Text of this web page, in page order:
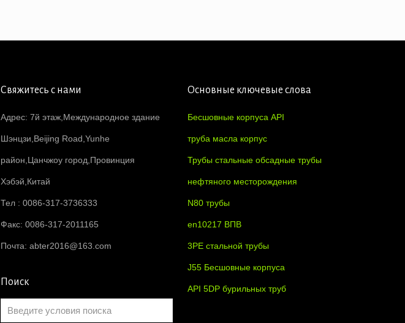
Свяжитесь с нами
Адрес: 7й этаж,Международное здание
Шэнцзи,Beijing Road,Yunhe
район,Цанчжоу город,Провинция
Хэбэй,Китай
Тел : 0086-317-3736333
Факс: 0086-317-2011165
Почта: abter2016@163.com
Поиск
Основные ключевые слова
Бесшовные корпуса API
труба масла корпус
Трубы стальные обсадные трубы
нефтяного месторождения
N80 трубы
en10217 ВПВ
3PE стальной трубы
J55 Бесшовные корпуса
API 5DP бурильных труб